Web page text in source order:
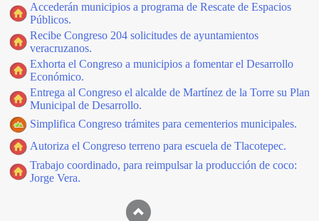
Accederán municipios a programa de Rescate de Espacios
Públicos.
Recibe Congreso 204 solicitudes de ayuntamientos
veracruzanos.
Exhorta el Congreso a municipios a fomentar el Desarrollo
Económico.
Entrega al Congreso el alcalde de Martínez de la Torre su Plan
Municipal de Desarrollo.
Simplifica Congreso trámites para cementerios municipales.
Autoriza el Congreso terreno para escuela de Tlacotepec.
Trabajo coordinado, para reimpulsar la producción de coco:
Jorge Vera.